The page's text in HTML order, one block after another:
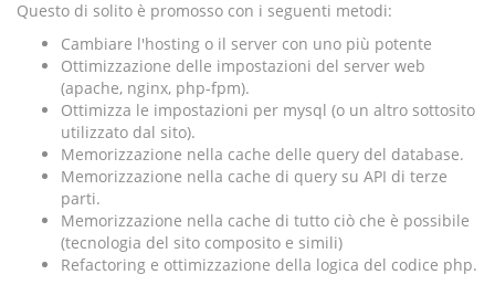
Questo di solito è promosso con i seguenti metodi:
Cambiare l'hosting o il server con uno più potente
Ottimizzazione delle impostazioni del server web
(apache, nginx, php-fpm).
Ottimizza le impostazioni per mysql (o un altro sottosito
utilizzato dal sito).
Memorizzazione nella cache delle query del database.
Memorizzazione nella cache di query su API di terze
parti.
Memorizzazione nella cache di tutto ciò che è possibile
(tecnologia del sito composito e simili)
Refactoring e ottimizzazione della logica del codice php.